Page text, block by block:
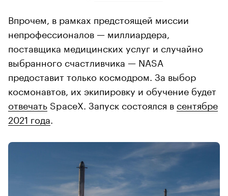
Впрочем, в рамках предстоящей миссии
непрофессионалов — миллиардера,
поставщика медицинских услуг и случайно
выбранного счастливчика — NASA
предоставит только космодром. За выбор
космонавтов, их экипировку и обучение будет
отвечать SpaceX. Запуск состоялся в сентябре
2021 года